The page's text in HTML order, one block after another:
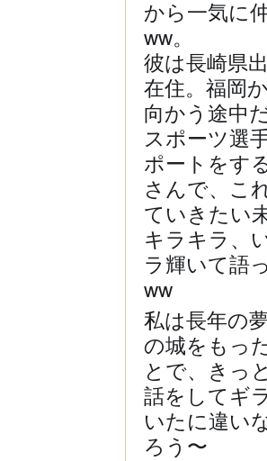
から一気に
ww。
彼は長崎県
在住。福岡
向かう途中
スポーツ選
ポートをす
さんで、こ
ていきたい
キラキラ、
ラ輝いて語
ww
私は長年の
の城をもっ
とで、きっ
話をしてギ
いたに違い
ろう〜